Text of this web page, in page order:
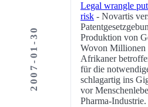
2007-01-30
Legal wrangle
risk - Novartis
Produktion von
Wovon Millionen
Afrikaner
für die
schlagartig ins
vor
Pharma-Industrie.